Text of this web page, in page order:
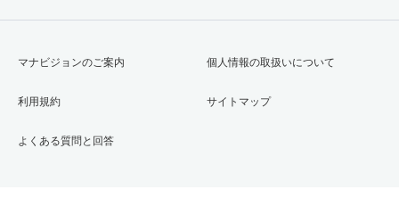
マナビジョンのご案内
利用規約
よくある質問と回答
個人情報の取扱いについて
サイトマップ